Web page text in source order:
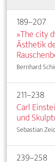
189–207
»The city
Ästhetik
Bernhard
211–238
Carl
und
Sebastian
239–258